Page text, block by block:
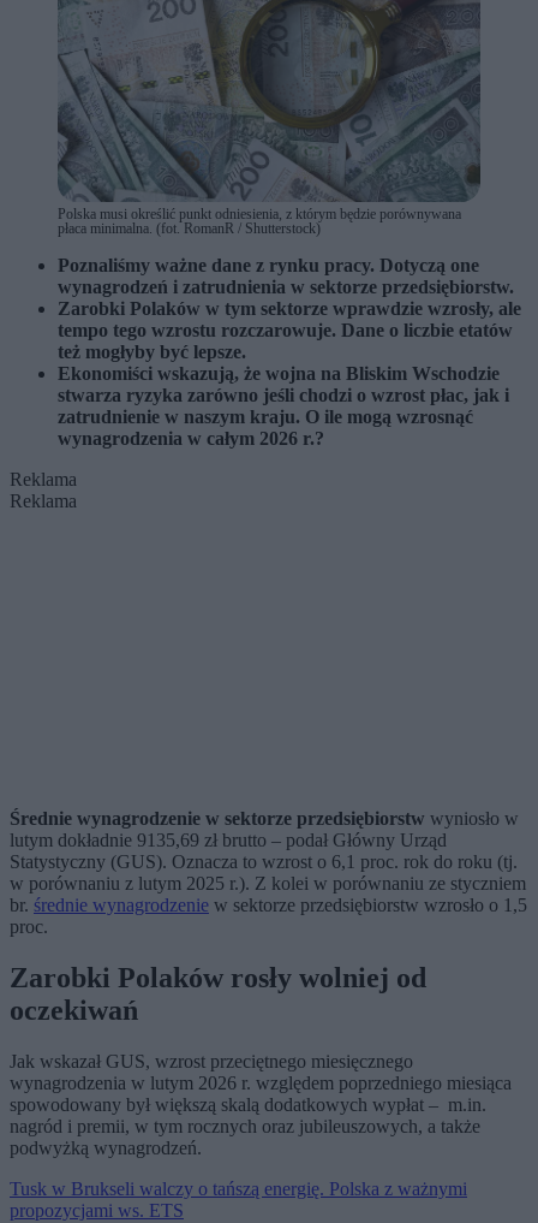
Polska musi określić punkt odniesienia, z którym będzie porównywana
płaca minimalna. (fot. RomanR / Shutterstock)
Poznaliśmy ważne dane z rynku pracy. Dotyczą one
wynagrodzeń i zatrudnienia w sektorze przedsiębiorstw.
Zarobki Polaków w tym sektorze wprawdzie wzrosły, ale
tempo tego wzrostu rozczarowuje. Dane o liczbie etatów
też mogłyby być lepsze.
Ekonomiści wskazują, że wojna na Bliskim Wschodzie
stwarza ryzyka zarówno jeśli chodzi o wzrost płac, jak i
zatrudnienie w naszym kraju. O ile mogą wzrosnąć
wynagrodzenia w całym 2026 r.?
Reklama
Reklama
Średnie wynagrodzenie w sektorze przedsiębiorstw wyniosło w
lutym dokładnie 9135,69 zł brutto – podał Główny Urząd
Statystyczny (GUS). Oznacza to wzrost o 6,1 proc. rok do roku (tj.
w porównaniu z lutym 2025 r.). Z kolei w porównaniu ze styczniem
br. średnie wynagrodzenie w sektorze przedsiębiorstw wzrosło o 1,5
proc.
Zarobki Polaków rosły wolniej od
oczekiwań
Jak wskazał GUS, wzrost przeciętnego miesięcznego
wynagrodzenia w lutym 2026 r. względem poprzedniego miesiąca
spowodowany był większą skalą dodatkowych wypłat – m.in.
nagród i premii, w tym rocznych oraz jubileuszowych, a także
podwyżką wynagrodzeń.
Tusk w Brukseli walczy o tańszą energię. Polska z ważnymi
propozycjami ws. ETS